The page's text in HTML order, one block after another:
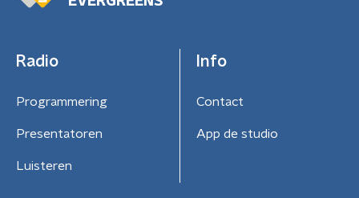
Radio
Programmering
Presentatoren
Luisteren
Info
Contact
App de studio